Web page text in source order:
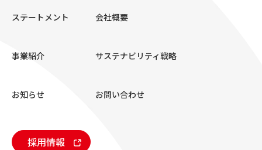
ステートメント 会社概要
事業紹介 サステナビリティ戦略
お知らせ お問い合わせ
採用情報